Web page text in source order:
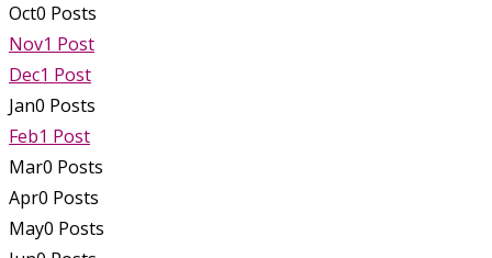
Oct0 Posts
Nov1 Post
Dec1 Post
Jan0 Posts
Feb1 Post
Mar0 Posts
Apr0 Posts
May0 Posts